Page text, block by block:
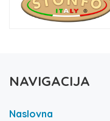
NAVIGACIJA
Naslovna